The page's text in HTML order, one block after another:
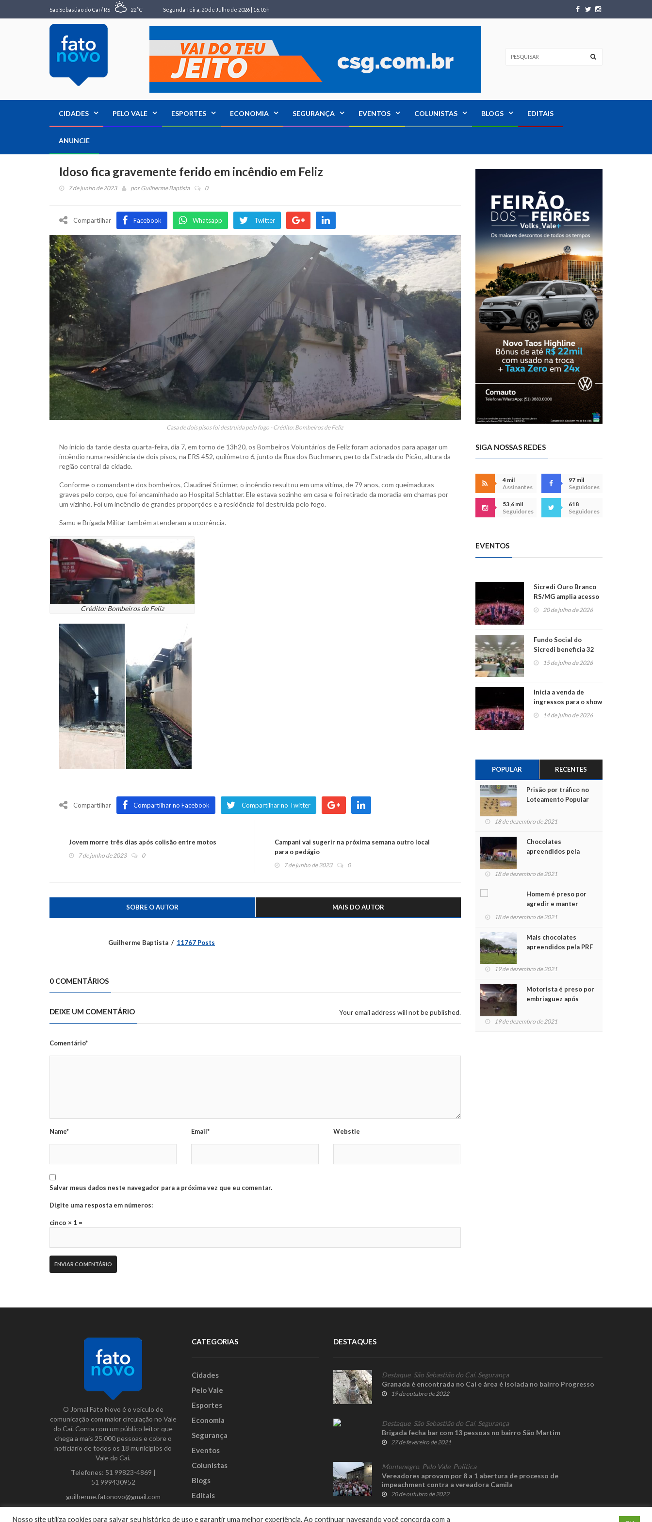
São Sebastião do Caí / RS 22°C Segunda-feira, 20 de Julho de 2026 | 16:05h
CIDADES PELO VALE ESPORTES ECONOMIA SEGURANÇA EVENTOS COLUNISTAS BLOGS EDITAIS
ANUNCIE
Idoso fica gravemente ferido em incêndio em Feliz
7 de junho de 2023 porGuilherme Baptista 0
Compartilhar Facebook Whatsapp Twitter
Casa de dois pisos foi destruída pelo fogo - Crédito: Bombeiros de Feliz
No início da tarde desta quarta-feira, dia 7, em torno de 13h20, os Bombeiros Voluntários de Feliz foram acionados para apagar um
incêndio numa residência de dois pisos, na ERS 452, quilômetro 6, junto da Rua dos Buchmann, perto da Estrada do Picão, altura da
região central da cidade.
Conforme o comandante dos bombeiros, Claudinei Stürmer, o incêndio resultou em uma vítima, de 79 anos, com queimaduras
graves pelo corpo, que foi encaminhado ao Hospital Schlatter. Ele estava sozinho em casa e foi retirado da moradia em chamas por
um vizinho. Foi um incêndio de grandes proporções e a residência foi destruída pelo fogo.
Samu e Brigada Militar também atenderam a ocorrência.
Crédito: Bombeiros de Feliz
Compartilhar Compartilhar no Facebook Compartilhar no Twitter
Jovem morre três dias após colisão entre motos
7 de junho de 2023 0
Campani vai sugerir na próxima semana outro local
para o pedágio
7 de junho de 2023 0
SOBRE O AUTOR MAIS DO AUTOR
Guilherme Baptista 11767 Posts
0 COMENTÁRIOS
DEIXE UM COMENTÁRIO Your email address will not be published.
Comentário*
Name* Email* Webstie
Salvar meus dados neste navegador para a próxima vez que eu comentar.
Digite uma resposta em números:
cinco × 1 =
SIGA NOSSAS REDES
4 mil
Assinantes
97 mil
Seguidores
53,6 mil
Seguidores
618
Seguidores
EVENTOS
Sicredi Ouro Branco
RS/MG amplia acesso
ao show dos 45 anos
20 de julho de 2026
Fundo Social do
Sicredi beneficia 32
projetos em
Montenegro
15 de julho de 2026
Inicia a venda de
ingressos para o show
do Jota Quest nos 45
14 de julho de 2026
POPULAR RECENTES
Prisão por tráfico no
Loteamento Popular
18 de dezembro de 2021
Chocolates
apreendidos pela
para crianças na
18 de dezembro de 2021
Homem é preso por
agredir e manter
mulher em cárcere
18 de dezembro de 2021
Mais chocolates
apreendidos pela PRF
crianças no Natal
19 de dezembro de 2021
Motorista é preso por
embriaguez após
feridos
19 de dezembro de 2021
O Jornal Fato Novo é o veículo de
comunicação com maior circulação no Vale
do Caí. Conta com um público leitor que
chega a mais 25.000 pessoas e cobre o
noticiário de todos os 18 municípios do
Vale do Caí.
Telefones: 51 99823-4869 |
51 999430952
guilherme.fatonovo@gmail.com
CATEGORIAS
Cidades
Pelo Vale
Esportes
Economia
Segurança
Eventos
Colunistas
Blogs
Editais
DESTAQUES
Destaque, São Sebastião do Caí, Segurança
Granada é encontrada no Caí e área é isolada no bairro Progresso
19 de outubro de 2022
Destaque, São Sebastião do Caí, Segurança
Brigada fecha bar com 13 pessoas no bairro São Martim
27 de fevereiro de 2021
Montenegro Pelo Vale, Política
Vereadores aprovam por 8 a 1 abertura de processo de
impeachment contra a vereadora Camila
20 de outubro de 2022
Nosso site utiliza cookies para salvar seu histórico de uso e garantir uma melhor experiência. Ao continuar navegando você concorda com a